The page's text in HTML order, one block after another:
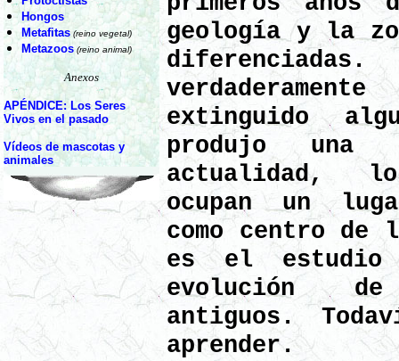
Hongos
Metafitas (reino vegetal)
Metazoos (reino animal)
Anexos
APÉNDICE: Los Seres
Vivos en el pasado
Vídeos de mascotas y
animales
geología y la
extinguido
produjo una
actualidad,
ocupan un
como centro de
es el
evolución
antiguos.
aprender.